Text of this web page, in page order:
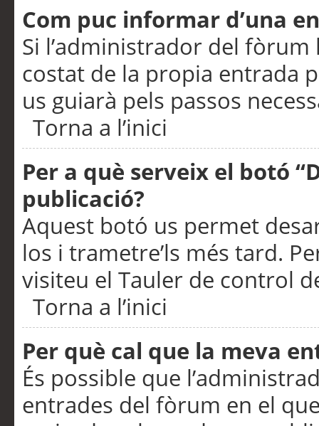
Com puc informar d’una
Si l’administrador del
costat de la propia entrada
us guiarà pels passos
Torna a l’inici
Per a què serveix el botó
publicació?
Aquest botó us permet
los i trametre’ls més tard.
visiteu el Tauler de control
Torna a l’inici
Per què cal que la meva
És possible que
entrades del fòrum en el